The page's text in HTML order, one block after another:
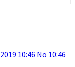
10:46 No 10:46